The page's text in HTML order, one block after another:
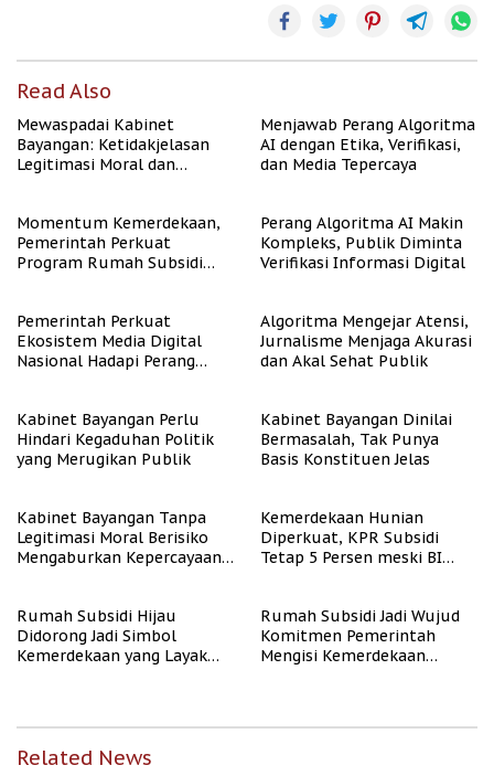
Read Also
Mewaspadai Kabinet
Bayangan: Ketidakjelasan
Legitimasi Moral dan
Menjawab Perang Algoritma
AI dengan Etika, Verifikasi,
dan Media Tepercaya
Momentum Kemerdekaan,
Pemerintah Perkuat
Program Rumah Subsidi
Perang Algoritma AI Makin
Kompleks, Publik Diminta
Verifikasi Informasi Digital
Pemerintah Perkuat
Ekosistem Media Digital
Nasional Hadapi Perang
Algoritma Mengejar Atensi,
Jurnalisme Menjaga Akurasi
dan Akal Sehat Publik
Kabinet Bayangan Perlu
Hindari Kegaduhan Politik
yang Merugikan Publik
Kabinet Bayangan Dinilai
Bermasalah, Tak Punya
Basis Konstituen Jelas
Kabinet Bayangan Tanpa
Legitimasi Moral Berisiko
Mengaburkan Kepercayaan
Kemerdekaan Hunian
Diperkuat, KPR Subsidi
Tetap 5 Persen meski BI
Rumah Subsidi Hijau
Didorong Jadi Simbol
Kemerdekaan yang Layak
Rumah Subsidi Jadi Wujud
Komitmen Pemerintah
Mengisi Kemerdekaan
Related News